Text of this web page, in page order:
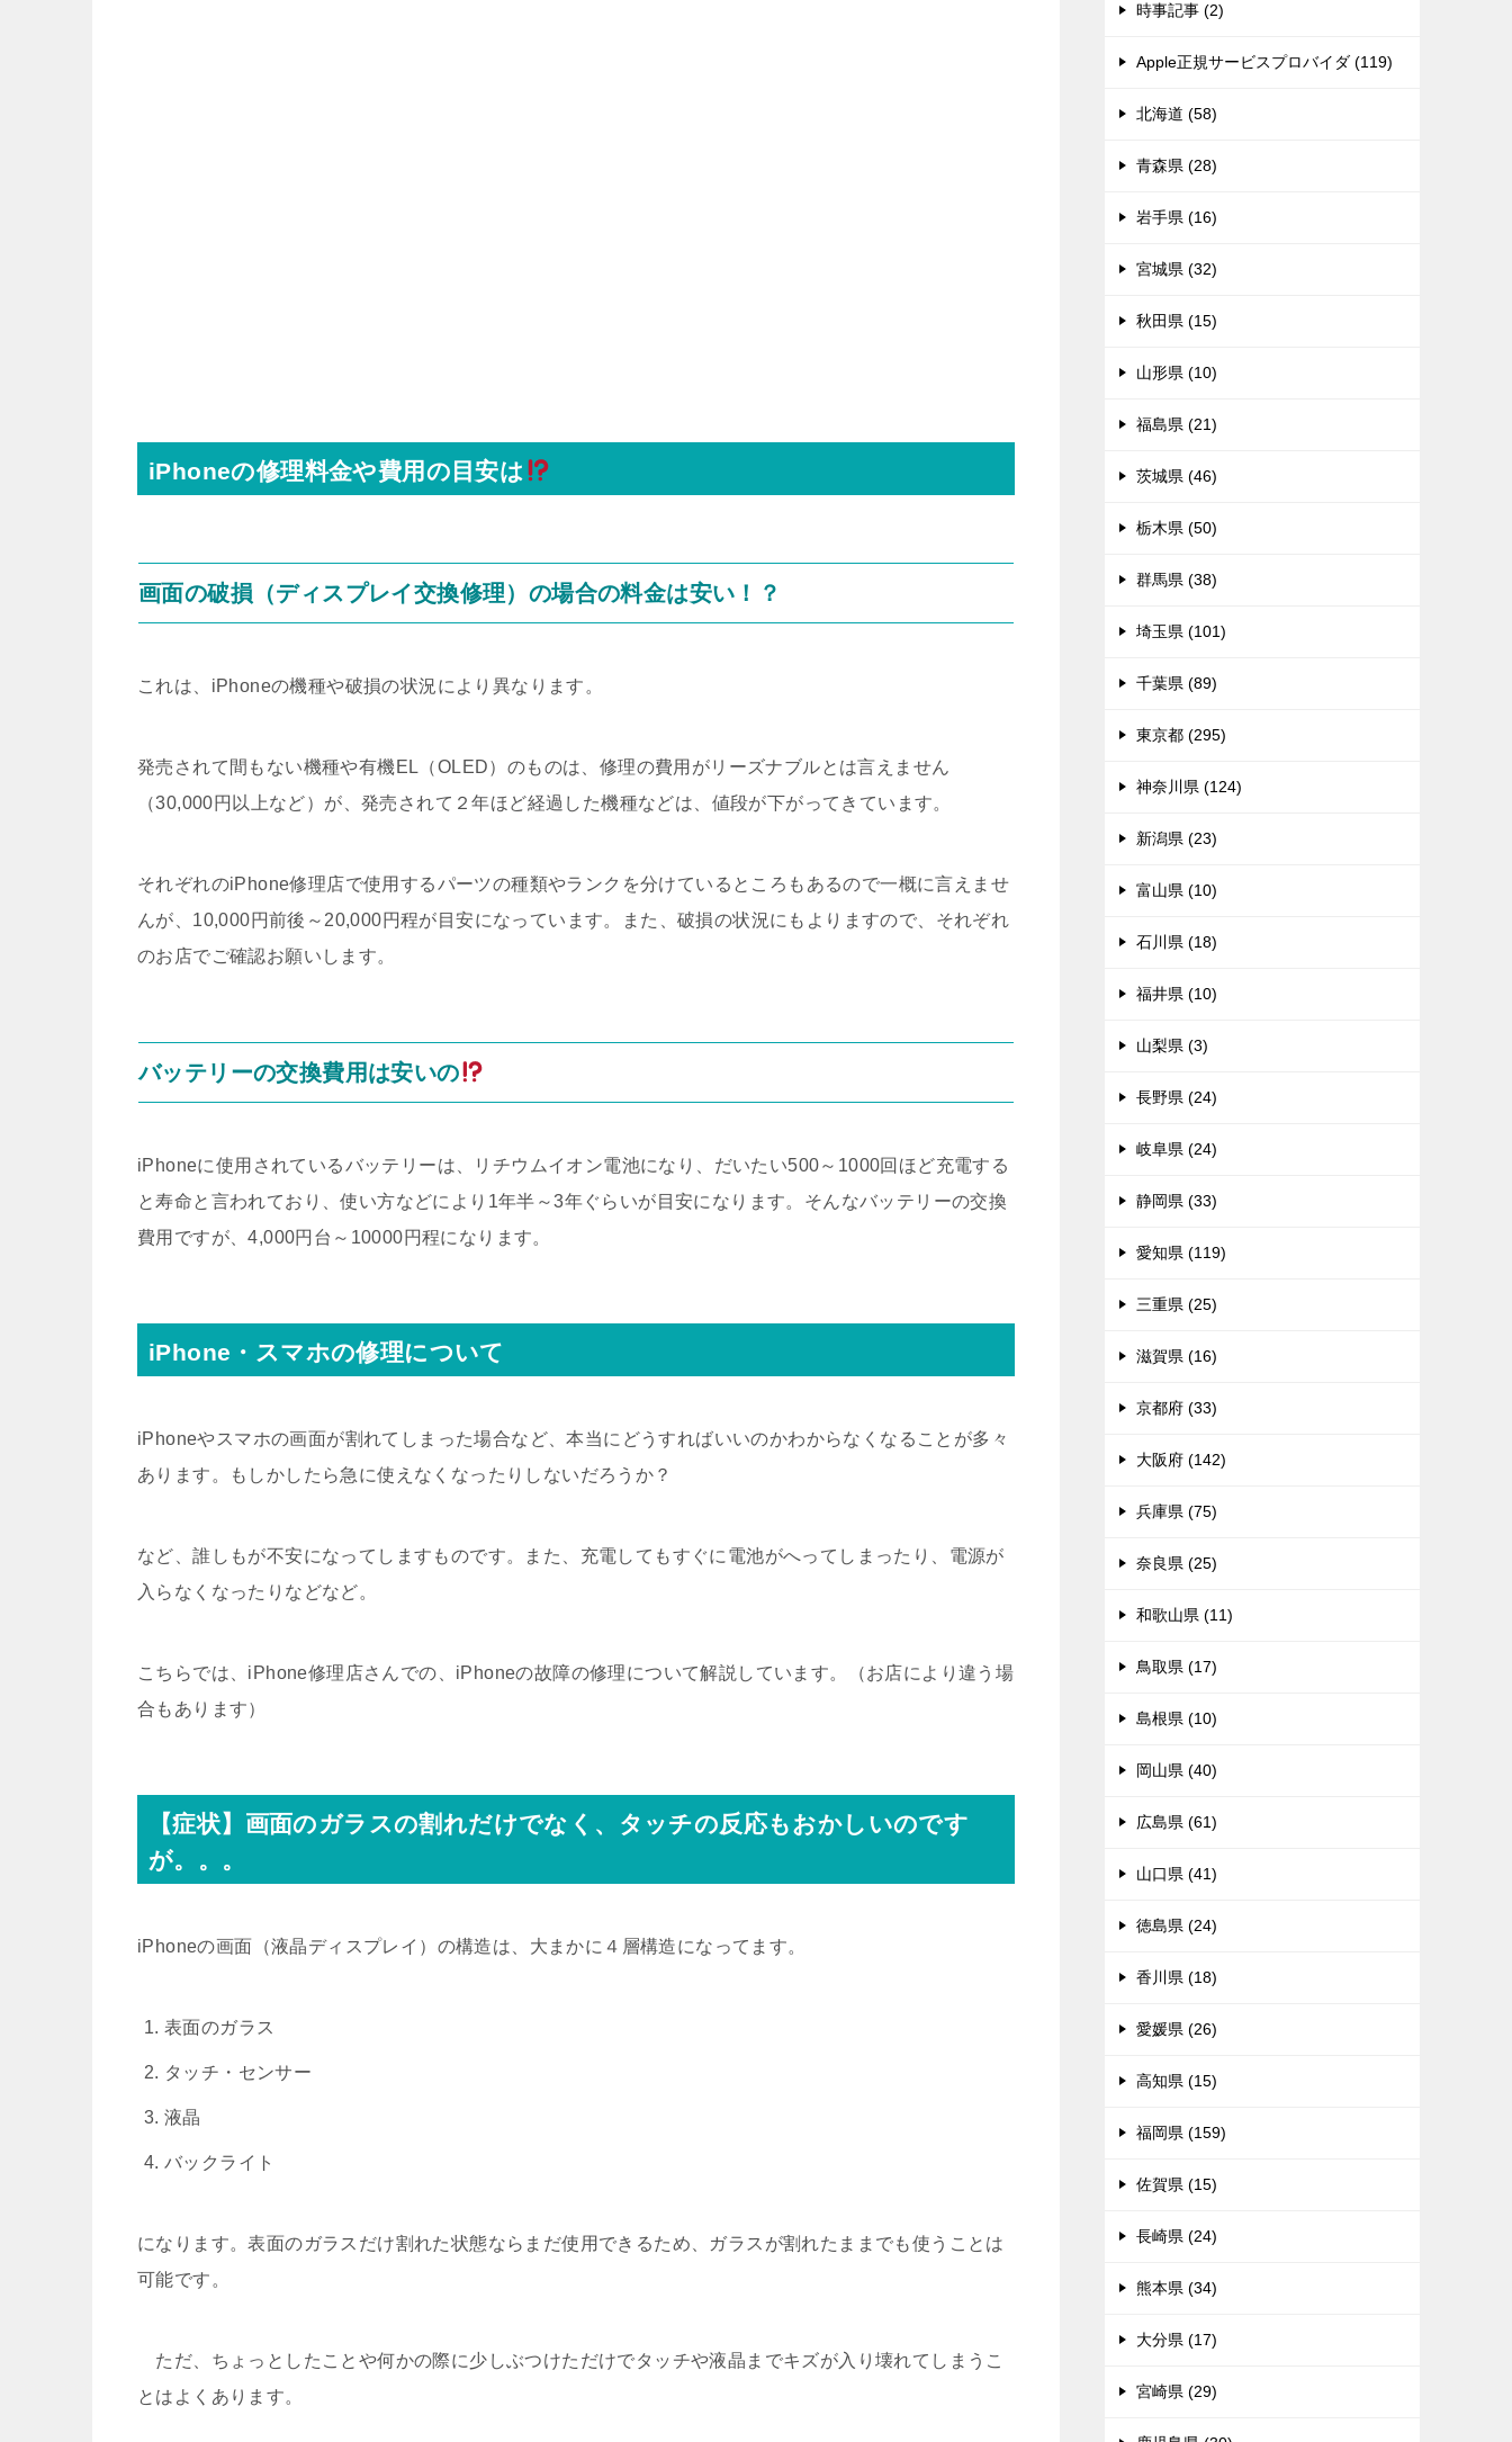
iPhoneの修理料金や費用の目安は
画面の破損（ディスプレイ交換修理）の場合の料金は安い！？
これは、iPhoneの機種や破損の状況により異なります。
発売されて間もない機種や有機EL（OLED）のものは、修理の費用がリーズナブルとは言えません
（30,000円以上など）が、発売されて２年ほど経過した機種などは、値段が下がってきています。
それぞれのiPhone修理店で使用するパーツの種類やランクを分けているところもあるので一概に言えませ
んが、10,000円前後～20,000円程が目安になっています。また、破損の状況にもよりますので、それぞれ
のお店でご確認お願いします。
バッテリーの交換費用は安いの
iPhoneに使用されているバッテリーは、リチウムイオン電池になり、だいたい500～1000回ほど充電する
と寿命と言われており、使い方などにより1年半～3年ぐらいが目安になります。そんなバッテリーの交換
費用ですが、4,000円台～10000円程になります。
iPhone・スマホの修理について
iPhoneやスマホの画面が割れてしまった場合など、本当にどうすればいいのかわからなくなることが多々
あります。もしかしたら急に使えなくなったりしないだろうか？
など、誰しもが不安になってしますものです。また、充電してもすぐに電池がへってしまったり、電源が
入らなくなったりなどなど。
こちらでは、iPhone修理店さんでの、iPhoneの故障の修理について解説しています。（お店により違う場
合もあります）
【症状】画面のガラスの割れだけでなく、タッチの反応もおかしいのです
が。。。
iPhoneの画面（液晶ディスプレイ）の構造は、大まかに４層構造になってます。
表面のガラス
タッチ・センサー
液晶
バックライト
になります。表面のガラスだけ割れた状態ならまだ使用できるため、ガラスが割れたままでも使うことは
可能です。
ただ、ちょっとしたことや何かの際に少しぶつけただけでタッチや液晶までキズが入り壊れてしまうこ
とはよくあります。
時事記事 (2)
Apple正規サービスプロバイダ (119)
北海道 (58)
青森県 (28)
岩手県 (16)
宮城県 (32)
秋田県 (15)
山形県 (10)
福島県 (21)
茨城県 (46)
栃木県 (50)
群馬県 (38)
埼玉県 (101)
千葉県 (89)
東京都 (295)
神奈川県 (124)
新潟県 (23)
富山県 (10)
石川県 (18)
福井県 (10)
山梨県 (3)
長野県 (24)
岐阜県 (24)
静岡県 (33)
愛知県 (119)
三重県 (25)
滋賀県 (16)
京都府 (33)
大阪府 (142)
兵庫県 (75)
奈良県 (25)
和歌山県 (11)
鳥取県 (17)
島根県 (10)
岡山県 (40)
広島県 (61)
山口県 (41)
徳島県 (24)
香川県 (18)
愛媛県 (26)
高知県 (15)
福岡県 (159)
佐賀県 (15)
長崎県 (24)
熊本県 (34)
大分県 (17)
宮崎県 (29)